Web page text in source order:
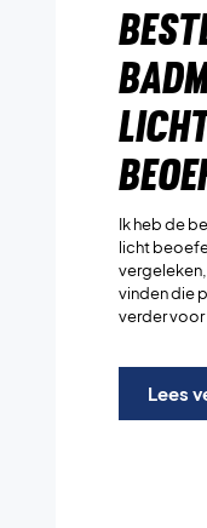
Ik heb de
licht
vinden die
verder voor
Lees